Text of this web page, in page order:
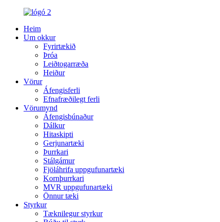
Heim
Um okkur
Fyrirtækið
Þróa
Leiðtogarræða
Heiður
Vörur
Áfengisferli
Efnafræðilegt ferli
Vörumynd
Áfengisbúnaður
Dálkur
Hitaskipti
Gerjunartæki
Þurrkari
Stálgámur
Fjöláhrifa uppgufunartæki
Kornþurrkari
MVR uppgufunartæki
Önnur tæki
Styrkur
Tæknilegur styrkur